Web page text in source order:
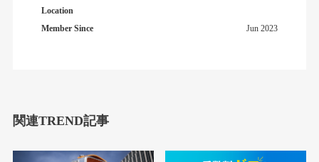
Location
Member Since
Jun 2023
関連TREND記事